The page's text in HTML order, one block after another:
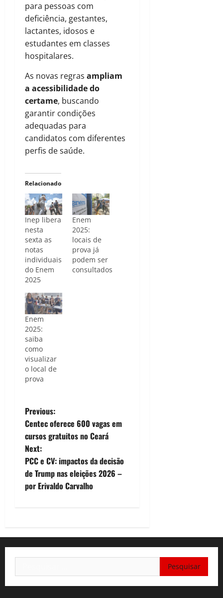
para pessoas com
deficiência, gestantes,
lactantes, idosos e
estudantes em classes
hospitalares.
As novas regras ampliam
a acessibilidade do
certame, buscando
garantir condições
adequadas para
candidatos com diferentes
perfis de saúde.
Relacionado
Inep libera
nesta
sexta as
notas
individuais
do Enem
2025
Enem
2025:
locais de
prova já
podem ser
consultados
Enem
2025:
saiba
como
visualizar
o local de
prova
P
o
s
t
n
v
i
g
Previous:
Centec oferece 600 vagas em
cursos gratuitos no Ceará
Next:
PCC e CV: impactos da decisão
de Trump nas eleições 2026 –
por Erivaldo Carvalho
por: